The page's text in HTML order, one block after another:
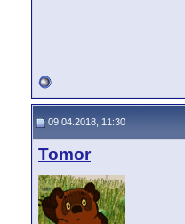
09.04.2018, 11:30
Tomor